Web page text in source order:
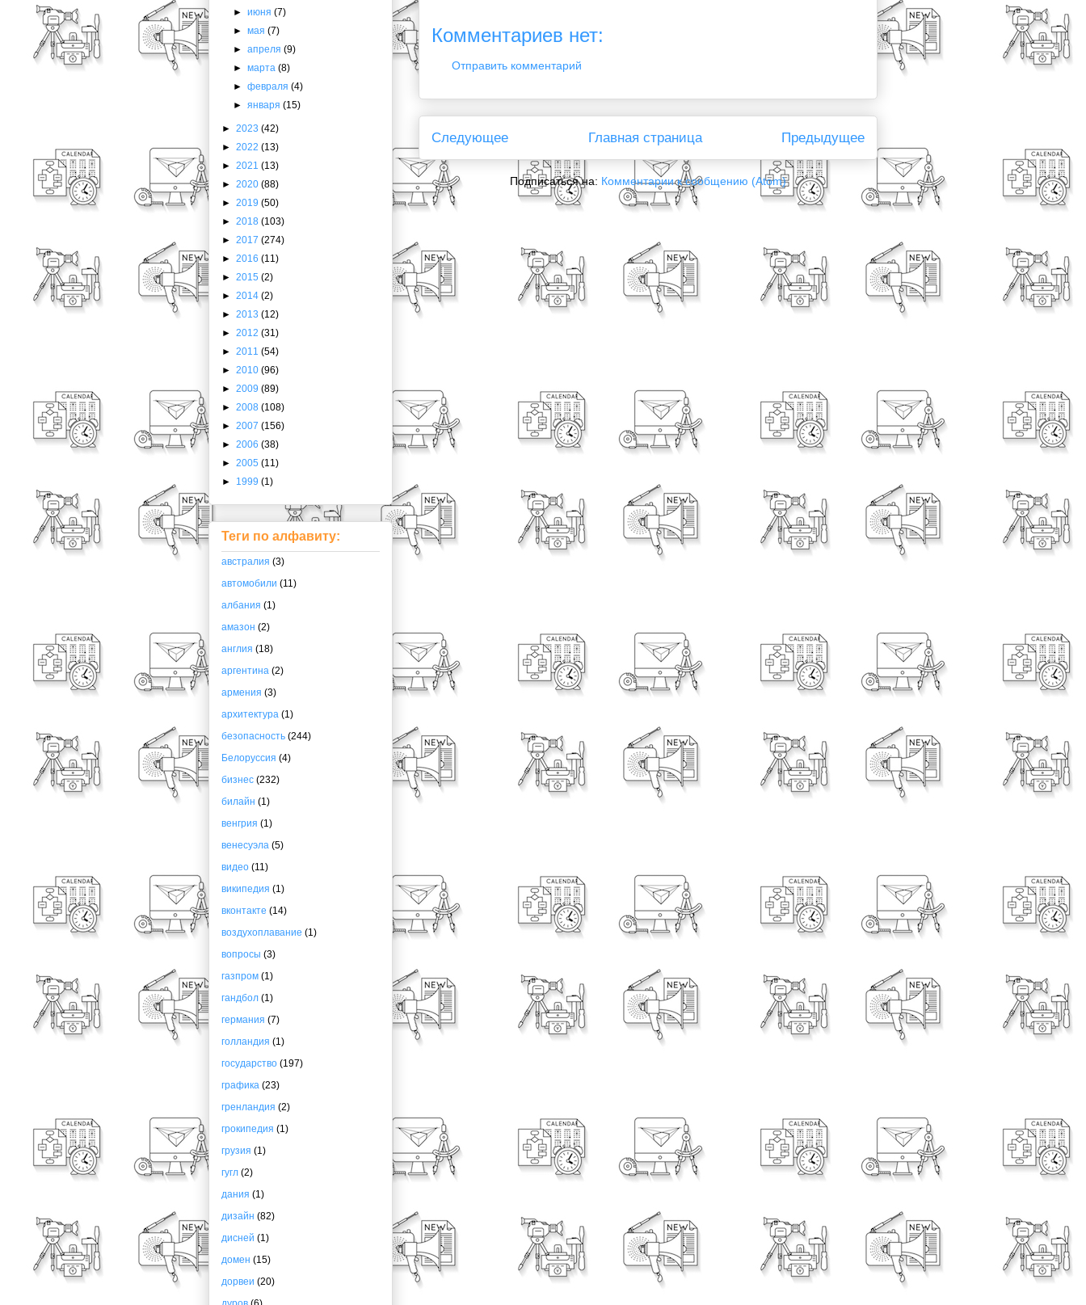
Комментариев нет:
Отправить комментарий
Следующее Предыдущее
Главная страница
Подписаться на: Комментарии к сообщению (Atom)
►июня(7)
►мая(7)
►апреля(9)
►марта(8)
►февраля(4)
►января(15)
► 2023 (42)
► 2022 (13)
► 2021 (13)
► 2020 (88)
► 2019 (50)
► 2018 (103)
► 2017 (274)
► 2016 (11)
► 2015 (2)
► 2014 (2)
► 2013 (12)
► 2012 (31)
► 2011 (54)
► 2010 (96)
► 2009 (89)
► 2008 (108)
► 2007 (156)
► 2006 (38)
► 2005 (11)
► 1999 (1)
Теги по алфавиту:
австралия (3)
автомобили (11)
албания (1)
амазон (2)
англия (18)
аргентина (2)
армения (3)
архитектура (1)
безопасность (244)
Белоруссия (4)
бизнес (232)
билайн (1)
венгрия (1)
венесуэла (5)
видео (11)
википедия (1)
вконтакте (14)
воздухоплавание (1)
вопросы (3)
газпром (1)
гандбол (1)
германия (7)
голландия (1)
государство (197)
графика (23)
гренландия (2)
грокипедия (1)
грузия (1)
гугл (2)
дания (1)
дизайн (82)
дисней (1)
домен (15)
дорвеи (20)